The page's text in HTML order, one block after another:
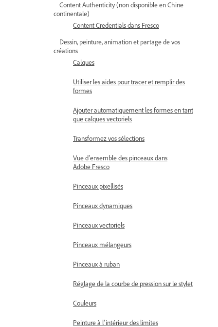
Content Authenticity (non disponible en Chine
continentale)
Content Credentials dans Fresco
Dessin, peinture, animation et partage de vos
créations
Calques
Utiliser les aides pour tracer et remplir des
formes
Ajouter automatiquement les formes en tant
que calques vectoriels
Transformez vos sélections
Vue d’ensemble des pinceaux dans
Adobe Fresco
Pinceaux pixellisés
Pinceaux dynamiques
Pinceaux vectoriels
Pinceaux mélangeurs
Pinceaux à ruban
Réglage de la courbe de pression sur le stylet
Couleurs
Peinture à l’intérieur des limites